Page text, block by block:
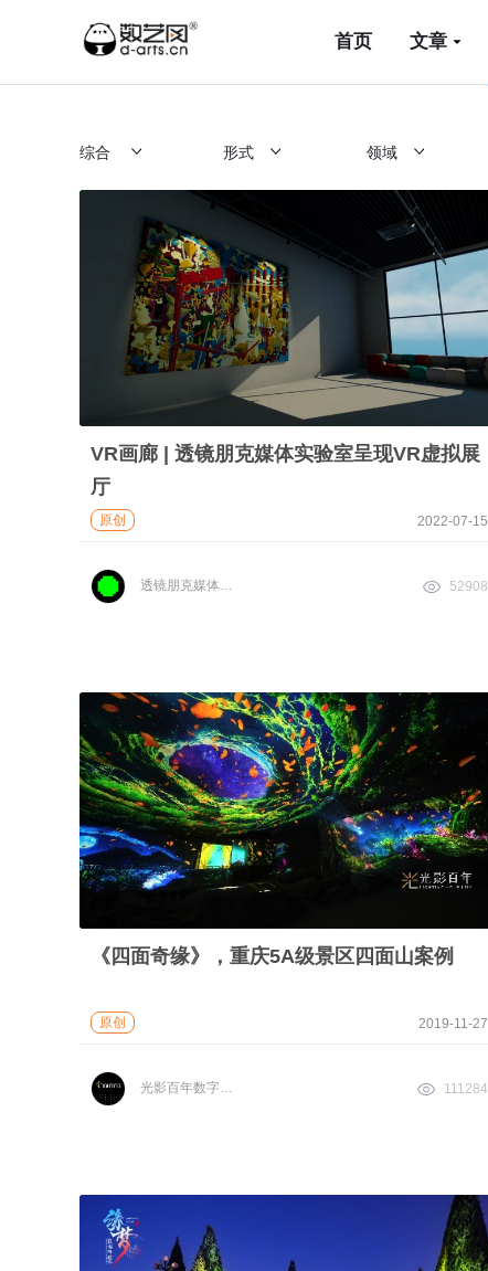
首页 文章
综合 形式 领域
VR画廊 | 透镜朋克媒体实验室呈现VR虚拟展
厅
原创 2022-07-15
透镜朋克媒体实验室 52908
《四面奇缘》，重庆5A级景区四面山案例
原创 2019-11-27
光影百年数字文化 111284